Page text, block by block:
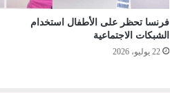
فرنسا تحظر على الأطفال استخدام
الشبكات الاجتماعية
22 يوليو، 2026